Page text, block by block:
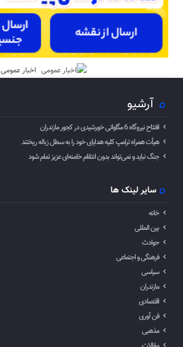
اخبار عمومی
آرشیو
افتتاح نیروگاه 6 مگاواتی خورشیدی در کجور مازندران
هیأت همراه ترامپ کلیه هدایای خود را به سطل زباله ریختند
جنگ نباید و نمی‌تواند بدون انتقام خامنه‌ای عزیز تمام شود
سایر لینک ها
خانه
بین المللی
حوادث
فرهنگی و اجتماعی
سیاسی
مازندران
اقتصادی
فن آوری
مذهبی